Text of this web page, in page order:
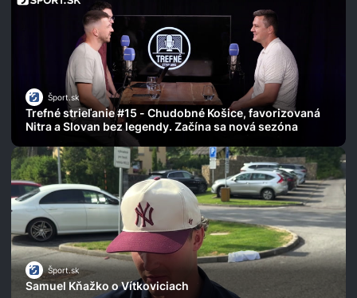
Šport.sk
Trefné strieľanie #15 - Chudobné Košice, favorizovaná
Nitra a Slovan bez legendy. Začína sa nová sezóna
Šport.sk
Samuel Kňažko o Vítkoviciach